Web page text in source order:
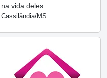
na vida deles.
Cassilândia/MS